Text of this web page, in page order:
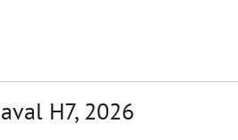
H7, 2026